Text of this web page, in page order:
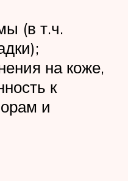
(в т.ч.
на коже,
к
и